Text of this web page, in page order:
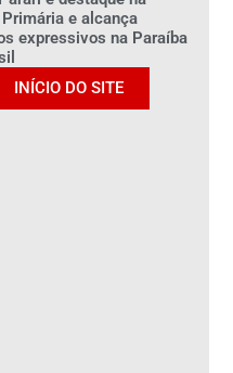
e alcança
expressivos na Paraíba
INÍCIO DO SITE